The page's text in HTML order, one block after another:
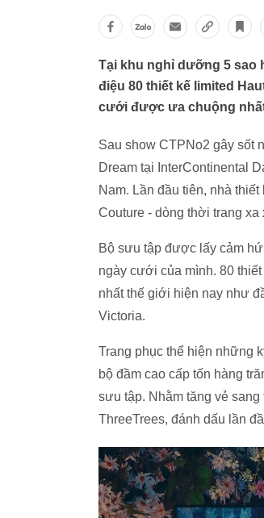
Tại khu nghỉ dưỡng 5 sao
điệu 80 thiết kế limited
cưới được ưa chuộng
Sau show CTPNo2 gây sốt
Dream tại InterContinental
Nam. Lần đầu tiên, nhà
Couture - dòng thời trang
Bộ sưu tập được lấy cảm
ngày cưới của mình. 80
nhất thế giới hiện nay như
Victoria.
Trang phục thể hiện những
bộ đầm cao cấp tốn hàng
sưu tập. Nhằm tăng vẻ
ThreeTrees, đánh dấu lần